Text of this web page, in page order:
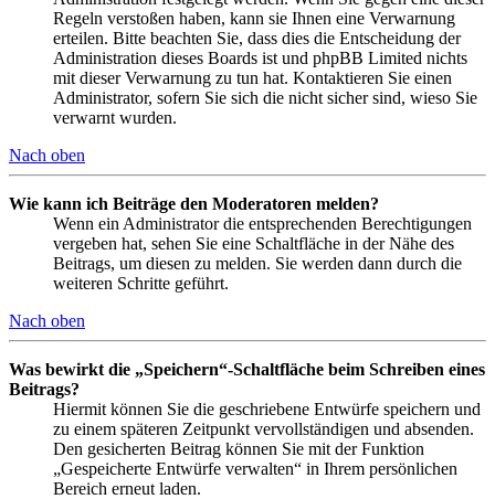
Regeln verstoßen haben, kann sie Ihnen eine Verwarnung
erteilen. Bitte beachten Sie, dass dies die Entscheidung der
Administration dieses Boards ist und phpBB Limited nichts
mit dieser Verwarnung zu tun hat. Kontaktieren Sie einen
Administrator, sofern Sie sich die nicht sicher sind, wieso Sie
verwarnt wurden.
Nach oben
Wie kann ich Beiträge den Moderatoren melden?
Wenn ein Administrator die entsprechenden Berechtigungen
vergeben hat, sehen Sie eine Schaltfläche in der Nähe des
Beitrags, um diesen zu melden. Sie werden dann durch die
weiteren Schritte geführt.
Nach oben
Was bewirkt die „Speichern“-Schaltfläche beim Schreiben eines
Beitrags?
Hiermit können Sie die geschriebene Entwürfe speichern und
zu einem späteren Zeitpunkt vervollständigen und absenden.
Den gesicherten Beitrag können Sie mit der Funktion
„Gespeicherte Entwürfe verwalten“ in Ihrem persönlichen
Bereich erneut laden.